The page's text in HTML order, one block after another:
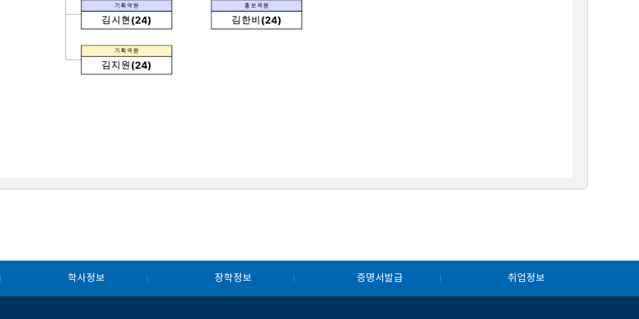
학사정보 장학정보 증명서발급 취업정보